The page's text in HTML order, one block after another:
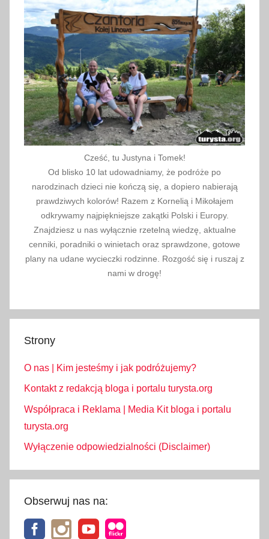
2
4
Cześć, tu Justyna i Tomek!
Od blisko 10 lat udowadniamy, że podróże po
narodzinach dzieci nie kończą się, a dopiero nabierają
prawdziwych kolorów! Razem z Kornelią i Mikołajem
odkrywamy najpiękniejsze zakątki Polski i Europy.
Znajdziesz u nas wyłącznie rzetelną wiedzę, aktualne
cenniki, poradniki o winietach oraz sprawdzone, gotowe
plany na udane wycieczki rodzinne. Rozgość się i ruszaj z
nami w drogę!
Strony
O nas | Kim jesteśmy i jak podróżujemy?
Kontakt z redakcją bloga i portalu turysta.org
Współpraca i Reklama | Media Kit bloga i portalu
turysta.org
Wyłączenie odpowiedzialności (Disclaimer)
Obserwuj nas na: